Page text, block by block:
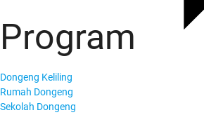
Program
Dongeng Keliling
Rumah Dongeng
Sekolah Dongeng